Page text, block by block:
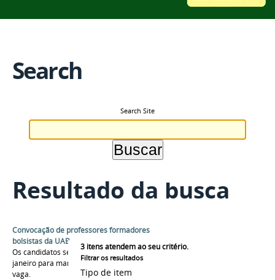
Search
Search Site
Resultado da busca
3 itens atendem ao seu critério.
Filtrar os resultados
Tipo de item
Convocação de professores formadores
bolsistas da UAB
Os candidatos selecionados têm até o dia 20 de
janeiro para manifestar aceite ou desistência da
vaga.